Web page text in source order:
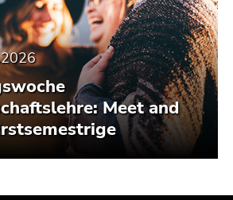
Meet and